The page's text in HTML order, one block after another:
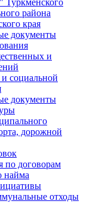
района
края
документы
и
социальной
документы
дорожной
по договорам
найма
отходы